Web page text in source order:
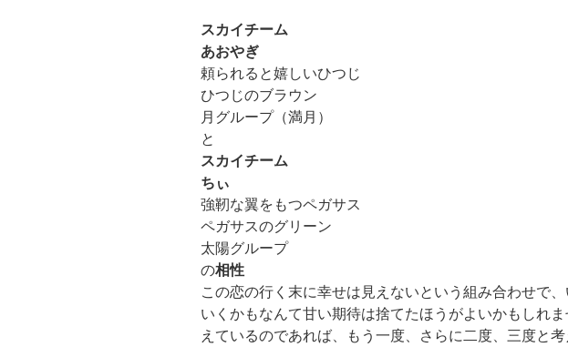
スカイチーム
あおやぎ
頼られると嬉しいひつじ
ひつじのブラウン
月グループ（満月）
と
スカイチーム
ちぃ
強靭な翼をもつペガサス
ペガサスのグリーン
太陽グループ
の相性
この恋の行く末に幸せは見えないという組み合わせで、
いくかもなんて甘い期待は捨てたほうがよいかもしれ
えているのであれば、もう一度、さらに二度、三度と